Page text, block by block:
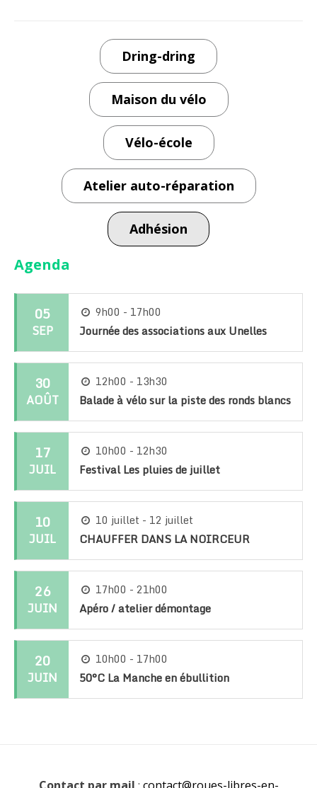
Dring-dring
Maison du vélo
Vélo-école
Atelier auto-réparation
Adhésion
Agenda
05
SEP
9h00 - 17h00
Journée des associations aux Unelles
30
AOÛT
12h00 - 13h30
Balade à vélo sur la piste des ronds blancs
17
JUIL
10h00 - 12h30
Festival Les pluies de juillet
10
JUIL
10 juillet - 12 juillet
CHAUFFER DANS LA NOIRCEUR
26
JUIN
17h00 - 21h00
Apéro / atelier démontage
20
JUIN
10h00 - 17h00
50°C La Manche en ébullition